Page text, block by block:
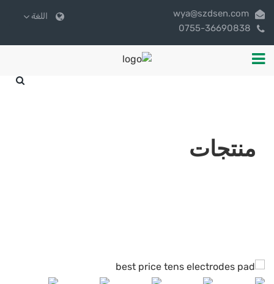
wya@szdsen.com
0755-36690838
اللغة
منتجات